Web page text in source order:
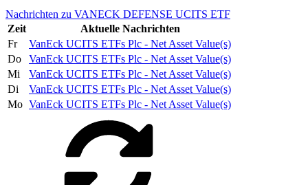
Nachrichten zu VANECK DEFENSE UCITS ETF
Zeit
Aktuelle Nachrichten
Fr
VanEck UCITS ETFs Plc - Net Asset Value(s)
Do
VanEck UCITS ETFs Plc - Net Asset Value(s)
Mi
VanEck UCITS ETFs Plc - Net Asset Value(s)
Di
VanEck UCITS ETFs Plc - Net Asset Value(s)
Mo VanEck UCITS ETFs Plc - Net Asset Value(s)